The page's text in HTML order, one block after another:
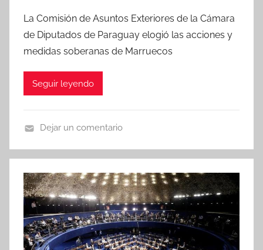
La Comisión de Asuntos Exteriores de la Cámara
de Diputados de Paraguay elogió las acciones y
medidas soberanas de Marruecos
Seguir leyendo
o
t
i
c
i
a
Dejar un comentario